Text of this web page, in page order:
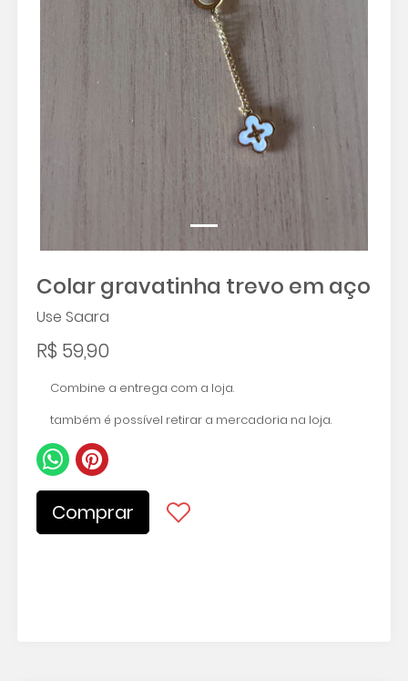
Colar gravatinha trevo em aço
Use Saara
R$ 59,90
Combine a entrega com a loja.
também é possível retirar a mercadoria na loja.
Comprar